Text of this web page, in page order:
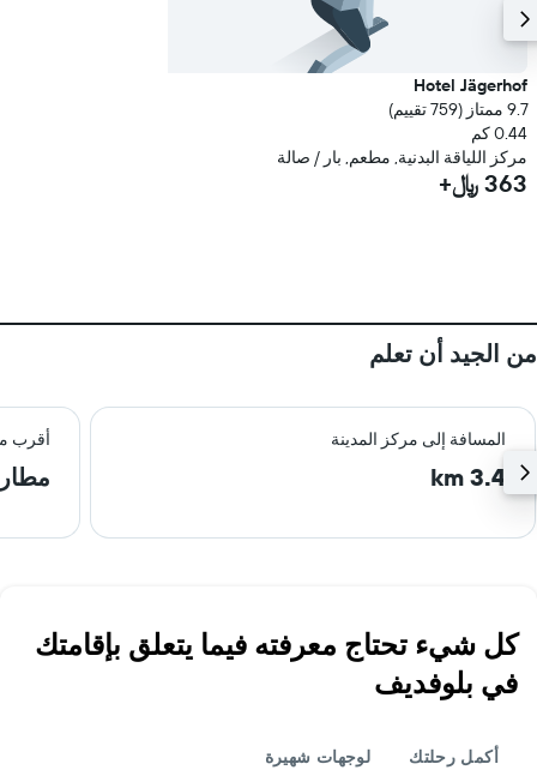
Hotel Jägerhof
9.7 ممتاز (759 تقييم)
0.44 كم
مركز اللياقة البدنية, مطعم, بار / صالة
363 ﷼+
من الجيد أن تعلم
المسافة إلى مركز المدينة أقرب
3.4 km
كل شيء تحتاج معرفته فيما يتعلق بإقامتك
في بلوفديف
أكمل رحلتك لوجهات شهيرة